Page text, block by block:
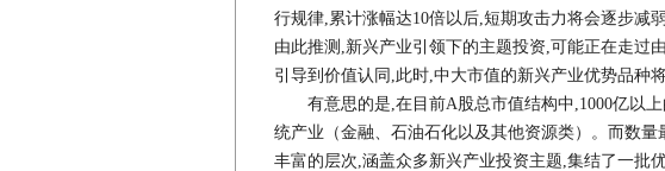
行规律,累计涨幅达10倍以后,短期攻击力将会逐步减
由此推测,新兴产业引领下的主题投资,可能正在走过
引导到价值认同,此时,中大市值的新兴产业优势品种
有意思的是,在目前A股总市值结构中,1000亿以上
统产业（金融、石油石化以及其他资源类）。而数量
丰富的层次,涵盖众多新兴产业投资主题,集结了一批